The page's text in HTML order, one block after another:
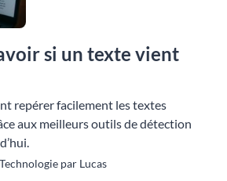
si un texte vient
repérer facilement les textes
aux meilleurs outils de détection
par Lucas